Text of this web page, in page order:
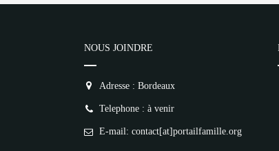
NOUS JOINDRE
Adresse : Bordeaux
Telephone : à venir
E-mail: contact[at]portailfamille.org